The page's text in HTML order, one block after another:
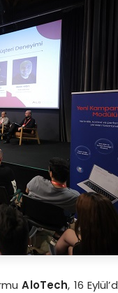
AloTech, 16